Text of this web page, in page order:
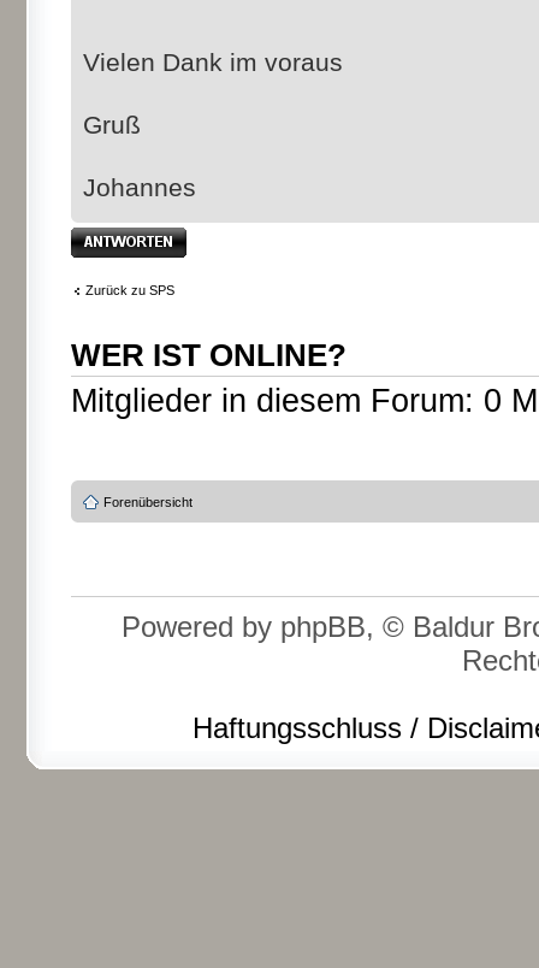
Vielen Dank im voraus
Gruß
Johannes
Antwort erstellen
Zurück zu SPS
WER IST ONLINE?
Mitglieder in diesem Forum: 0
Forenübersicht
Powered by phpBB, © Baldur
Haftungsschluss /